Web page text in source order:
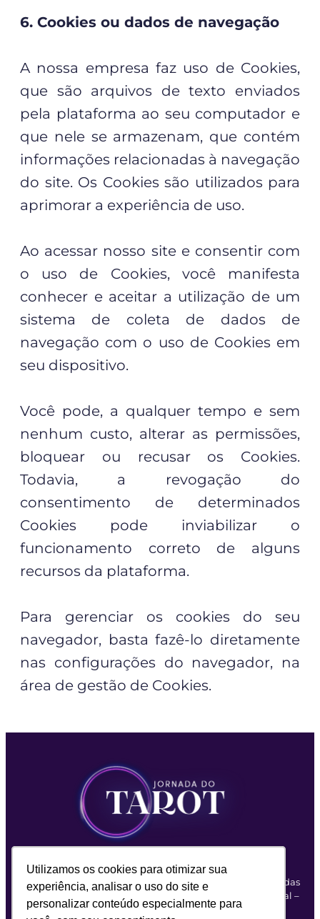
Utilizamos os cookies para otimizar sua
experiência, analisar o uso do site e
personalizar conteúdo especialmente para
Utilizamos os cookies para otimizar sua
experiência, analisar o uso do site e
personalizar conteúdo especialmente para
6. Cookies ou dados de navegação
A nossa empresa faz uso de Cookies,
que são arquivos de texto enviados
pela plataforma ao seu computador e
que nele se armazenam, que contém
informações relacionadas à navegação
do site. Os Cookies são utilizados para
aprimorar a experiência de uso.
Ao acessar nosso site e consentir com
o uso de Cookies, você manifesta
conhecer e aceitar a utilização de um
sistema de coleta de dados de
navegação com o uso de Cookies em
seu dispositivo.
Você pode, a qualquer tempo e sem
nenhum custo, alterar as permissões,
bloquear ou recusar os Cookies.
Todavia, a revogação do
consentimento de determinados
Cookies pode inviabilizar o
funcionamento correto de alguns
recursos da plataforma.
Para gerenciar os cookies do seu
navegador, basta fazê-lo diretamente
nas configurações do navegador, na
área de gestão de Cookies.
Atalla Space© Copyright 2023 • Desde 2001 mudando vidas
Avenida Cauaxi, 293 – Conj 2109/2110 – Alphaville Industrial –
Barueri/SP – CEP 06454-020